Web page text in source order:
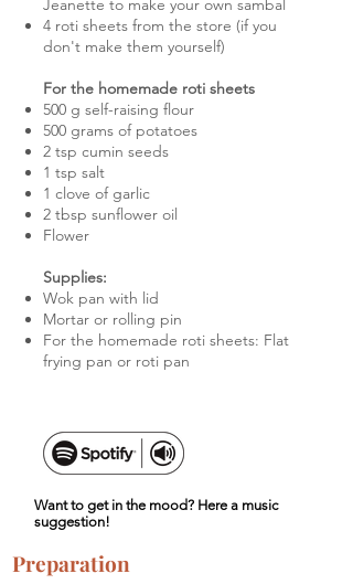
Jeanette to make your own sambal
4 roti sheets from the store (if you
don't make them yourself)
For the homemade roti sheets
500 g self-raising flour
500 grams of potatoes
2 tsp cumin seeds
1 tsp salt
1 clove of garlic
2 tbsp sunflower oil
Flower
Supplies:
Wok pan with lid
Mortar or rolling pin
For the homemade roti sheets: Flat
frying pan or roti pan
Want to get in the mood? Here a music
suggestion!
Preparation